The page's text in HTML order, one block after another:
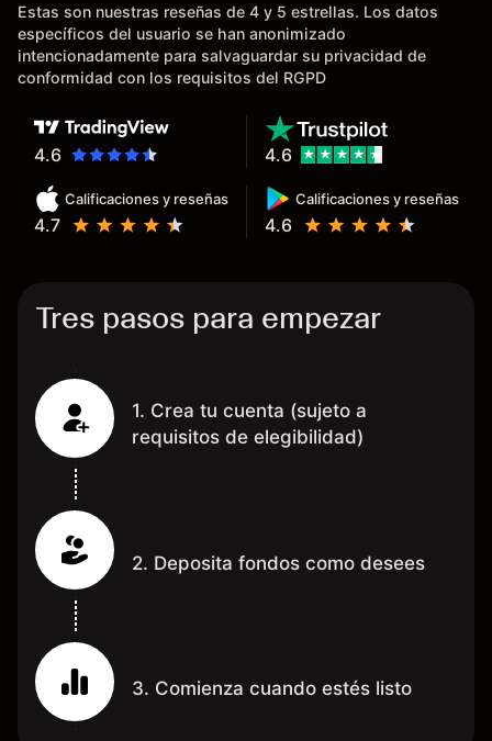
existentes en el mercado que
tardan días o tienen mucha
burocracia; y la segunda razón,
hecho de operar en un mercado
determinado, debido a los
spread y al volumen existente.
Mientras más activo seas, más
dinero te reembolsa. Muchas
Estas son nuestras reseñas de 4 y 5 estrellas. Los datos
específicos del usuario se han anonimizado
intencionadamente para salvaguardar su privacidad de
conformidad con los requisitos del RGPD
4.6
Calificaciones y reseñas
4.7
Calificaciones y reseñas
4.6
4.6
Tres pasos para empezar
1. Crea tu cuenta (sujeto a
requisitos de elegibilidad)
2. Deposita fondos como desees
3. Comienza cuando estés listo